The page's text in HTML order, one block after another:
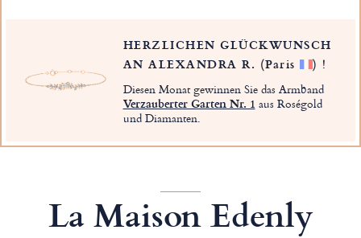
HERZLICHEN GLÜCKWUNSCH
AN ALEXANDRA R. (Paris ) !
Diesen Monat gewinnen Sie das Armband
Verzauberter Garten Nr. 1 aus Roségold
und Diamanten.
La Maison Edenly